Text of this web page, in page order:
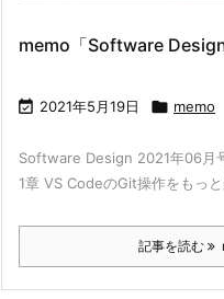
memo「Software
 2021年5月19日  memo
Software Design 2021年06月
1章 VS CodeのGit操作をもっ
記事を読む